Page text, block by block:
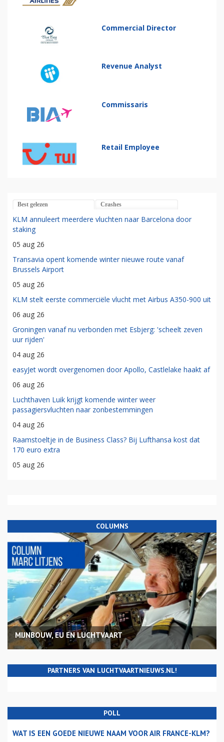
Commercial Director
Revenue Analyst
Commissaris
Retail Employee
Best gelezen Crashes
KLM annuleert meerdere vluchten naar Barcelona door
staking
05 aug 26
Transavia opent komende winter nieuwe route vanaf
Brussels Airport
05 aug 26
KLM stelt eerste commerciële vlucht met Airbus A350-900 uit
06 aug 26
Groningen vanaf nu verbonden met Esbjerg: 'scheelt zeven
uur rijden'
04 aug 26
easyJet wordt overgenomen door Apollo, Castlelake haakt af
06 aug 26
Luchthaven Luik krijgt komende winter weer
passagiersvluchten naar zonbestemmingen
04 aug 26
Raamstoeltje in de Business Class? Bij Lufthansa kost dat
170 euro extra
05 aug 26
COLUMNS
MIJNBOUW, EU EN LUCHTVAART
PARTNERS VAN LUCHTVAARTNIEUWS.NL!
POLL
WAT IS EEN GOEDE NIEUWE NAAM VOOR AIR FRANCE-KLM?